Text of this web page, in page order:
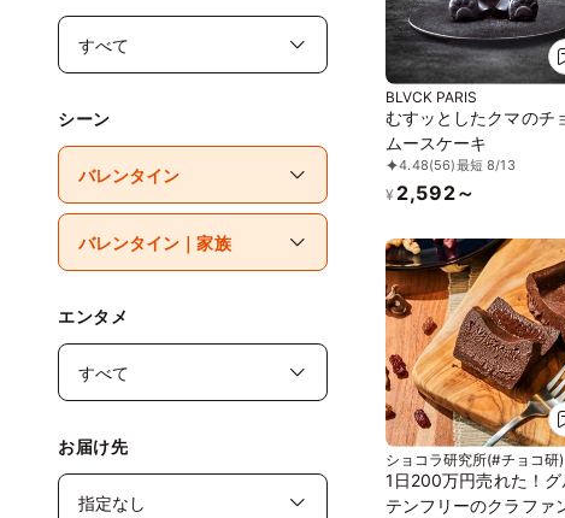
シーン
エンタメ
お届け先
BLVCK PARIS
むすッとしたクマのチ
ムースケーキ
4.48(56)最短 8/13
¥ 2,592～
ショコラ研究所(#チョコ研)
1日200万円売れた！グ
テンフリーのクラファ